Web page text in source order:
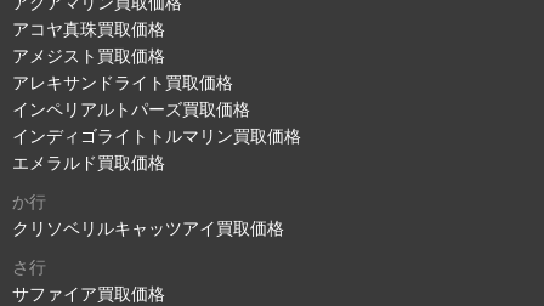
アコヤ真珠買取価格
アメジスト買取価格
アレキサンドライト買取価格
インペリアルトパーズ買取価格
インディゴライトトルマリン買取価格
エメラルド買取価格
か行
クリソベリルキャッツアイ買取価格
さ行
サファイア買取価格